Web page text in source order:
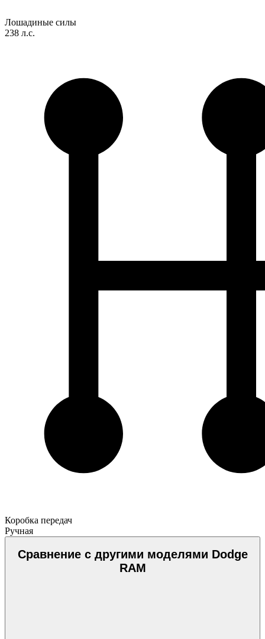
Лошадиные силы
238 л.с.
Коробка передач
Ручная
Сравнение с другими моделями Dodge
RAM